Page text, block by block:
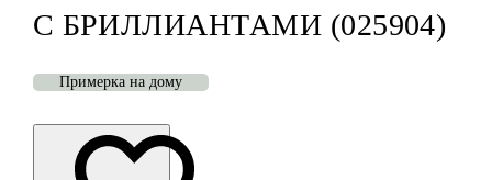
С БРИЛЛИАНТАМИ (025904)
Примерка на дому